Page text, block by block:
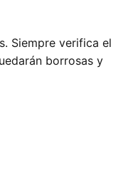
Siempre verifica el
borrosas y